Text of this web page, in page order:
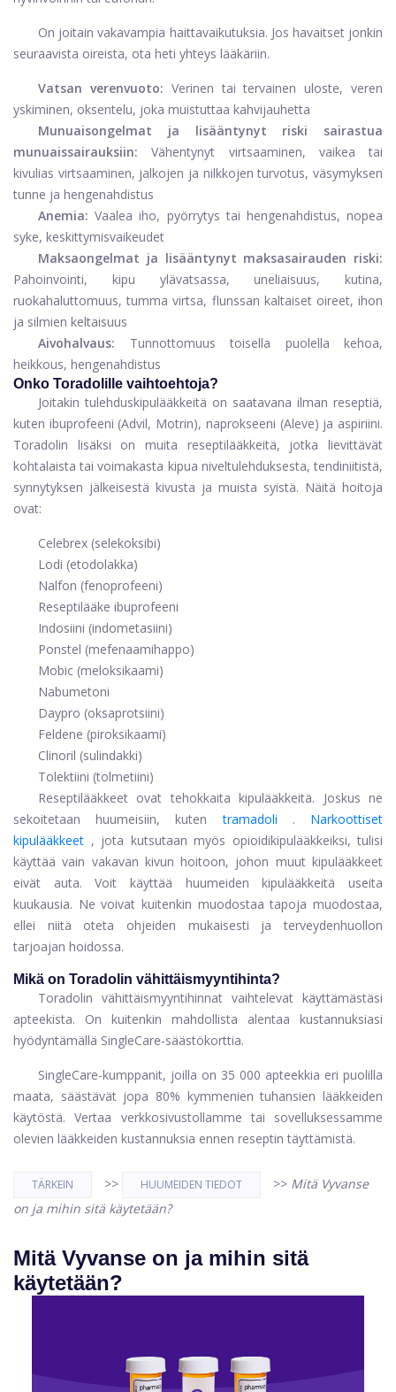
On joitain vakavampia haittavaikutuksia. Jos havaitset jonkin
seuraavista oireista, ota heti yhteys lääkäriin.
Vatsan verenvuoto: Verinen tai tervainen uloste, veren
yskiminen, oksentelu, joka muistuttaa kahvijauhetta
Munuaisongelmat ja lisääntynyt riski sairastua
munuaissairauksiin: Vähentynyt virtsaaminen, vaikea tai
kivulias virtsaaminen, jalkojen ja nilkkojen turvotus, väsymyksen
tunne ja hengenahdistus
Anemia: Vaalea iho, pyörrytys tai hengenahdistus, nopea
syke, keskittymisvaikeudet
Maksaongelmat ja lisääntynyt maksasairauden riski:
Pahoinvointi, kipu ylävatsassa, uneliaisuus, kutina,
ruokahaluttomuus, tumma virtsa, flunssan kaltaiset oireet, ihon
ja silmien keltaisuus
Aivohalvaus: Tunnottomuus toisella puolella kehoa,
heikkous, hengenahdistus
Onko Toradolille vaihtoehtoja?
Joitakin tulehduskipulääkkeitä on saatavana ilman reseptiä,
kuten ibuprofeeni (Advil, Motrin), naprokseeni (Aleve) ja aspiriini.
Toradolin lisäksi on muita reseptilääkkeitä, jotka lievittävät
kohtalaista tai voimakasta kipua niveltulehduksesta, tendiniitistä,
synnytyksen jälkeisestä kivusta ja muista syistä. Näitä hoitoja
ovat:
Celebrex (selekoksibi)
Lodi (etodolakka)
Nalfon (fenoprofeeni)
Reseptilääke ibuprofeeni
Indosiini (indometasiini)
Ponstel (mefenaamihappo)
Mobic (meloksikaami)
Nabumetoni
Daypro (oksaprotsiini)
Feldene (piroksikaami)
Clinoril (sulindakki)
Tolektiini (tolmetiini)
Reseptilääkkeet ovat tehokkaita kipulääkkeitä. Joskus ne
sekoitetaan huumeisiin, kutentramadoli . Narkoottiset
kipulääkkeet , jota kutsutaan myös opioidikipulääkkeiksi, tulisi
käyttää vain vakavan kivun hoitoon, johon muut kipulääkkeet
eivät auta. Voit käyttää huumeiden kipulääkkeitä useita
kuukausia. Ne voivat kuitenkin muodostaa tapoja muodostaa,
ellei niitä oteta ohjeiden mukaisesti ja terveydenhuollon
tarjoajan hoidossa.
Mikä on Toradolin vähittäismyyntihinta?
Toradolin vähittäismyyntihinnat vaihtelevat käyttämästäsi
apteekista. On kuitenkin mahdollista alentaa kustannuksiasi
hyödyntämällä SingleCare-säästökorttia.
SingleCare-kumppanit, joilla on 35 000 apteekkia eri puolilla
maata, säästävät jopa 80% kymmenien tuhansien lääkkeiden
käytöstä. Vertaa verkkosivustollamme tai sovelluksessamme
olevien lääkkeiden kustannuksia ennen reseptin täyttämistä.
TÄRKEIN >> HUUMEIDEN TIEDOT >> Mitä Vyvanse
on ja mihin sitä käytetään?
Mitä Vyvanse on ja mihin sitä
käytetään?